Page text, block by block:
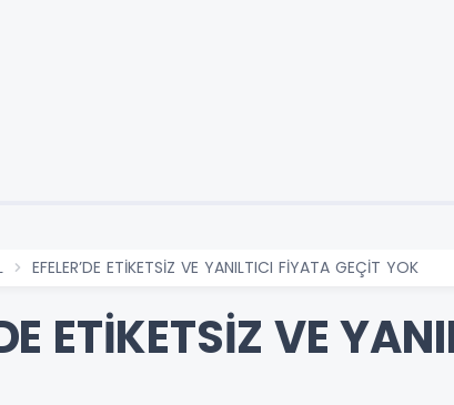
EFELER’DE ETİKETSİZ VE YANILTICI FİYATA GEÇİT YOK
ETİKETSİZ VE